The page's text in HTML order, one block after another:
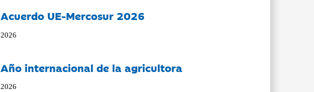
Acuerdo UE-Mercosur 2026
2026
Año internacional de la agricultora
2026